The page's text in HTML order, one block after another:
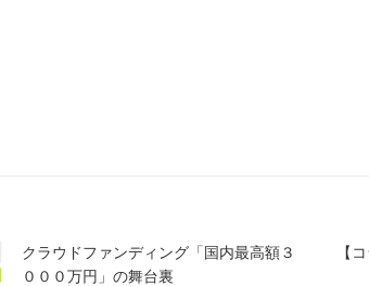
クラウドファンディング「国内最高額３
０００万円」の舞台裏
【